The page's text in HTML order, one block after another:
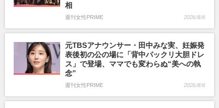
相
週刊女性PRIME 2026/8/6
元TBSアナウンサー・田中みな実、妊娠発
表後初の公の場に「背中パックリ大胆ドレ
ス」で登場、ママでも変わらぬ“美への執
念”
週刊女性PRIME 2026/8/6